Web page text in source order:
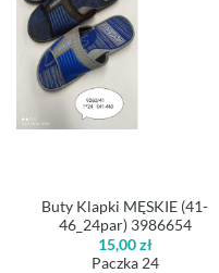
Buty Klapki MĘSKIE (41-
46_24par) 3986654
15,00zł
Paczka 24